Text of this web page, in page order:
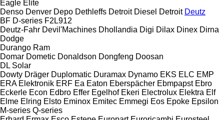
Eagle Elite
Denso Denver Depo Dethleffs Detroit Diesel Detroit Deutz
BF D-series F2L912
Deutz-Fahr Devil'Machines Dhollandia Digi Dilax Dinex Dirna
Dodge
Durango Ram
Domar Dometic Donaldson Dongfeng Doosan
DL Solar
Dowty Dräger Duplomatic Duramax Dynamo EKS ELC EMP
ERA Elektronik ERF Ea Eaton Eberspächer Ebmpapst Ebro
Eckerle Econ Edbro Effer Egelhof Ekeri Electrolux Elektra Elf
Elme Elring Elsto Eminox Emitec Emmegi Eos Epoke Epsilon
M-series Q-series